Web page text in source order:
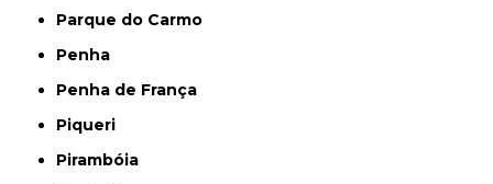
Parque do Carmo
Penha
Penha de França
Piqueri
Pirambóia